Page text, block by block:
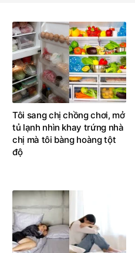
Tôi sang chị chồng chơi, mở
tủ lạnh nhìn khay trứng nhà
chị mà tôi bàng hoàng tột
độ